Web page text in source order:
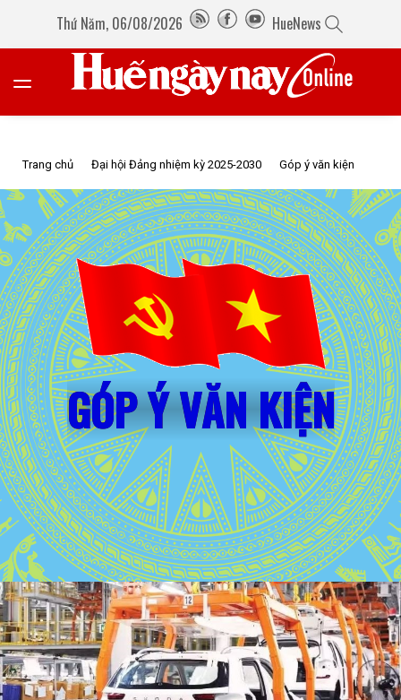
Thứ Năm, 06/08/2026 HueNews
Trang chủ Đại hội Đảng nhiệm kỳ 2025-2030 Góp ý văn kiện
GÓP Ý VĂN KIỆN